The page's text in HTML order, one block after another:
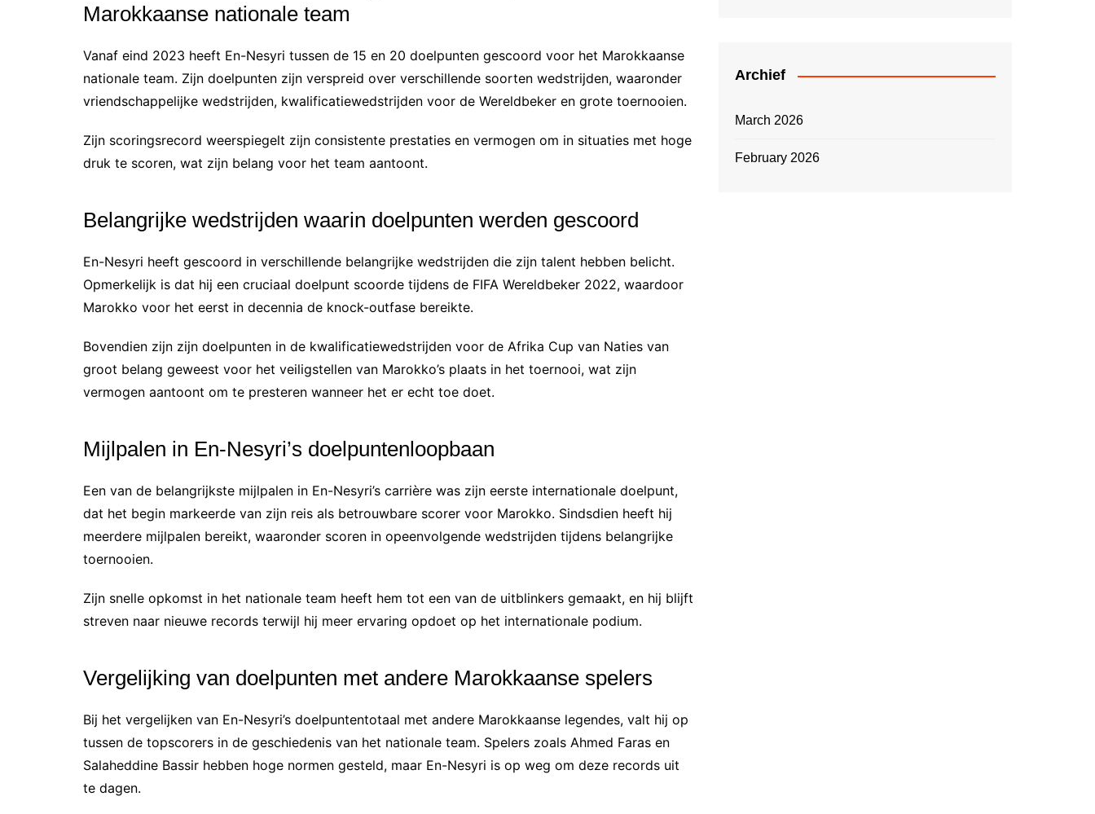
Marokkaanse nationale team
Vanaf eind 2023 heeft En-Nesyri tussen de 15 en 20 doelpunten gescoord voor het Marokkaanse
nationale team. Zijn doelpunten zijn verspreid over verschillende soorten wedstrijden, waaronder
vriendschappelijke wedstrijden, kwalificatiewedstrijden voor de Wereldbeker en grote toernooien.
Zijn scoringsrecord weerspiegelt zijn consistente prestaties en vermogen om in situaties met hoge
druk te scoren, wat zijn belang voor het team aantoont.
Belangrijke wedstrijden waarin doelpunten werden gescoord
En-Nesyri heeft gescoord in verschillende belangrijke wedstrijden die zijn talent hebben belicht.
Opmerkelijk is dat hij een cruciaal doelpunt scoorde tijdens de FIFA Wereldbeker 2022, waardoor
Marokko voor het eerst in decennia de knock-outfase bereikte.
Bovendien zijn zijn doelpunten in de kwalificatiewedstrijden voor de Afrika Cup van Naties van
groot belang geweest voor het veiligstellen van Marokko’s plaats in het toernooi, wat zijn
vermogen aantoont om te presteren wanneer het er echt toe doet.
Mijlpalen in En-Nesyri’s doelpuntenloopbaan
Een van de belangrijkste mijlpalen in En-Nesyri’s carrière was zijn eerste internationale doelpunt,
dat het begin markeerde van zijn reis als betrouwbare scorer voor Marokko. Sindsdien heeft hij
meerdere mijlpalen bereikt, waaronder scoren in opeenvolgende wedstrijden tijdens belangrijke
toernooien.
Zijn snelle opkomst in het nationale team heeft hem tot een van de uitblinkers gemaakt, en hij blijft
streven naar nieuwe records terwijl hij meer ervaring opdoet op het internationale podium.
Vergelijking van doelpunten met andere Marokkaanse spelers
Bij het vergelijken van En-Nesyri’s doelpuntentotaal met andere Marokkaanse legendes, valt hij op
tussen de topscorers in de geschiedenis van het nationale team. Spelers zoals Ahmed Faras en
Salaheddine Bassir hebben hoge normen gesteld, maar En-Nesyri is op weg om deze records uit
te dagen.
Archief
March 2026
February 2026